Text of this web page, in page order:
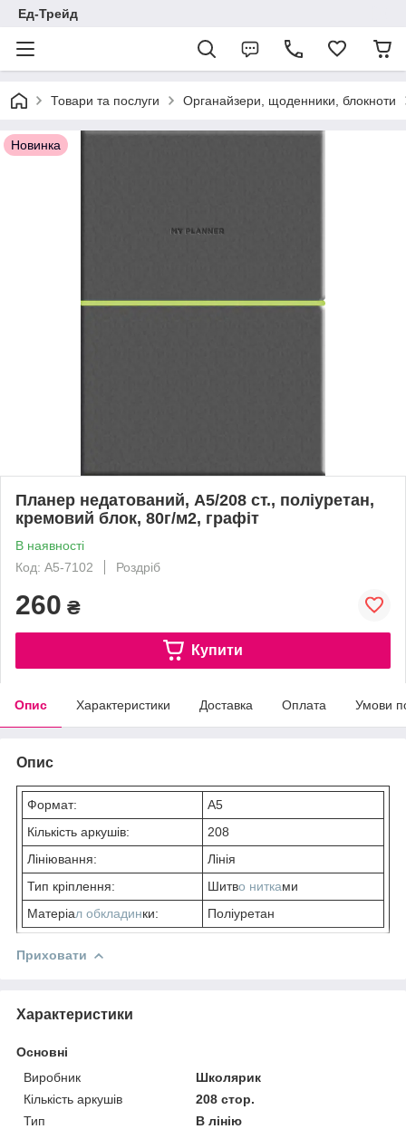
Ед-Трейд
Товари та послуги Органайзери, щоденники, блокноти
Новинка
Планер недатований, А5/208 ст., поліуретан,
кремовий блок, 80г/м2, графіт
В наявності
Код: A5-7102
Роздріб
260 ₴
Купити
Опис Характеристики Доставка Оплата Умови
Опис
Формат:
А5
Кількість аркушів:
208
Лініювання:
Лінія
Тип кріплення:
Шитво нитками
Матеріал обкладинки: Поліуретан
Приховати
Характеристики
Основні
Виробник
Школярик
Кількість аркушів
208 стор.
Тип
В лінію